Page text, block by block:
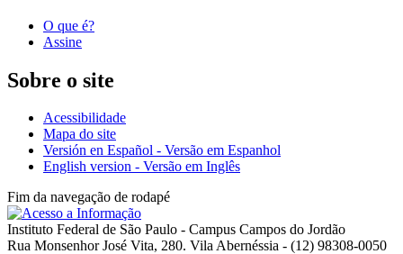
O que é?
Assine
Sobre o site
Acessibilidade
Mapa do site
Versión en Español - Versão em Espanhol
English version - Versão em Inglês
Fim da navegação de rodapé
Instituto Federal de São Paulo - Campus Campos do Jordão
Rua Monsenhor José Vita, 280. Vila Abernéssia - (12) 98308-0050